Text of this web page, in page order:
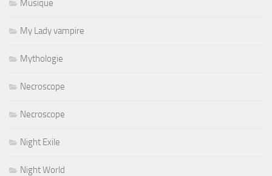
Musique
My Lady vampire
Mythologie
Necroscope
Necroscope
Night Exile
Night World